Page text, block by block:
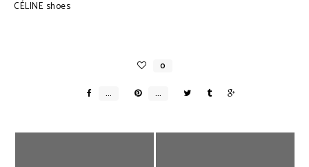
CÉLINE shoes